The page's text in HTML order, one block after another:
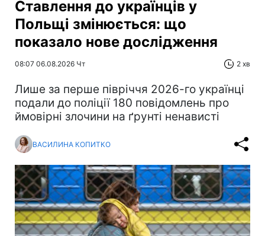
Ставлення до українців у
Польщі змінюється: що
показало нове дослідження
08:07 06.08.2026 Чт 2 хв
Лише за перше півріччя 2026-го українці
подали до поліції 180 повідомлень про
ймовірні злочини на ґрунті ненависті
ВАСИЛИНА КОПИТКО